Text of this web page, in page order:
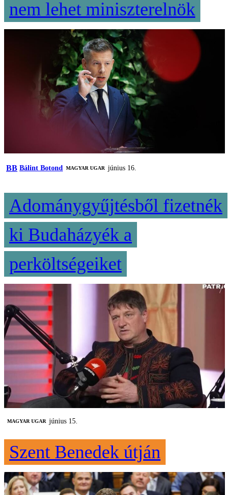
nem lehet miniszterelnök
BB Bálint Botond MAGYAR UGAR június 16.
Adománygyűjtésből fizetnék
ki Budaházyék a
perköltségeiket
MAGYAR UGAR június 15.
Szent Benedek útján